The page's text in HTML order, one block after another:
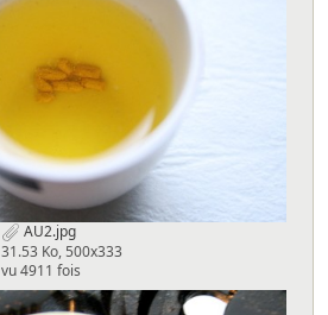
AU2.jpg
31.53 Ko, 500x333
vu 4911 fois